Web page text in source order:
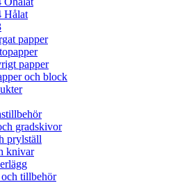
Hålat
papper
papper
och block
gradskivor
prylställ
knivar
och tillbehör